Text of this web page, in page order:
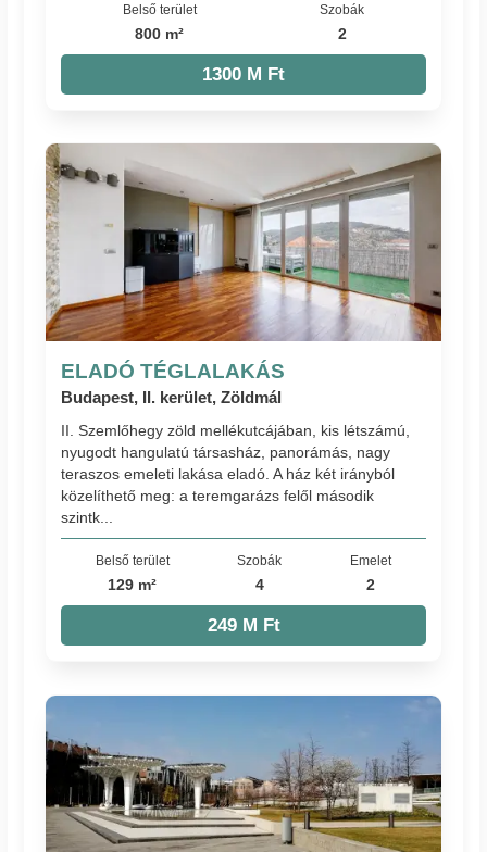
Belső terület
800 m²
Szobák
2
1300 M Ft
ELADÓ TÉGLALAKÁS
Budapest, II. kerület, Zöldmál
II. Szemlőhegy zöld mellékutcájában, kis létszámú,
nyugodt hangulatú társasház, panorámás, nagy
teraszos emeleti lakása eladó. A ház két irányból
közelíthető meg: a teremgarázs felől második
szintk...
Belső terület
129 m²
Szobák
4
Emelet
2
249 M Ft